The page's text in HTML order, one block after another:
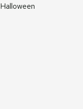
Halloween